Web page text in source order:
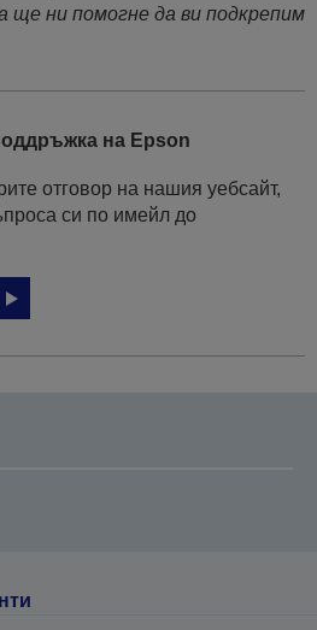
ще ни помогне да ви подкрепим
на Epson
отговор на нашия уебсайт,
си по имейл до